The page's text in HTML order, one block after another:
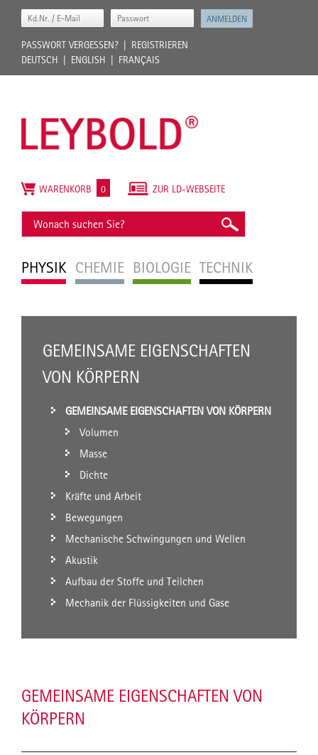
PASSWORT VERGESSEN?
REGISTRIEREN
DEUTSCH
ENGLISH FRANÇAIS
PHYSIK CHEMIE BIOLOGIE TECHNIK
ZUR LD-WEBSEITE
WARENKORB 0
GEMEINSAME EIGENSCHAFTEN
VON KÖRPERN
GEMEINSAME EIGENSCHAFTEN VON KÖRPERN
Volumen
Masse
Dichte
Kräfte und Arbeit
Bewegungen
Mechanische Schwingungen und Wellen
Akustik
Aufbau der Stoffe und Teilchen
Mechanik der Flüssigkeiten und Gase
GEMEINSAME EIGENSCHAFTEN VON
KÖRPERN